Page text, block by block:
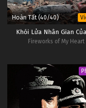
Hoàn Tất (40/40)
Khói Lửa Nhân Gian
Fireworks of My Heart